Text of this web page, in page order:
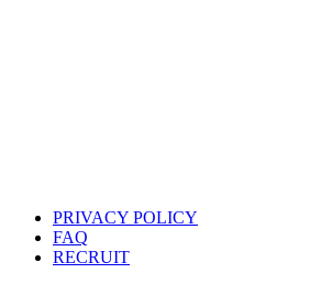
PRIVACY POLICY
FAQ
RECRUIT